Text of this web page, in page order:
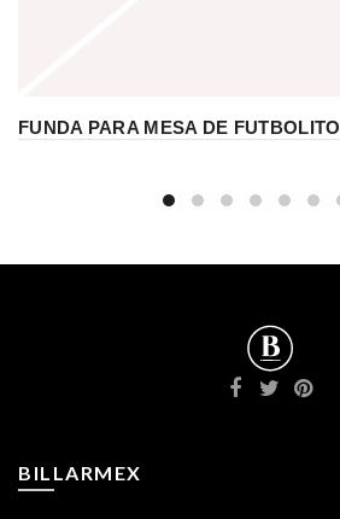
FUNDA PARA MESA DE FUTBOLITO
BILLARMEX